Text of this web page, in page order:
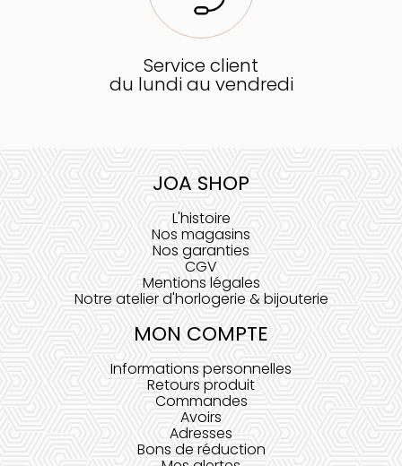
Service client
du lundi au vendredi
JOA SHOP
L'histoire
Nos magasins
Nos garanties
CGV
Mentions légales
Notre atelier d'horlogerie & bijouterie
MON COMPTE
Informations personnelles
Retours produit
Commandes
Avoirs
Adresses
Bons de réduction